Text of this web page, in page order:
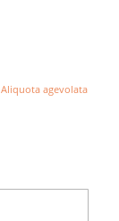
Aliquota agevolata